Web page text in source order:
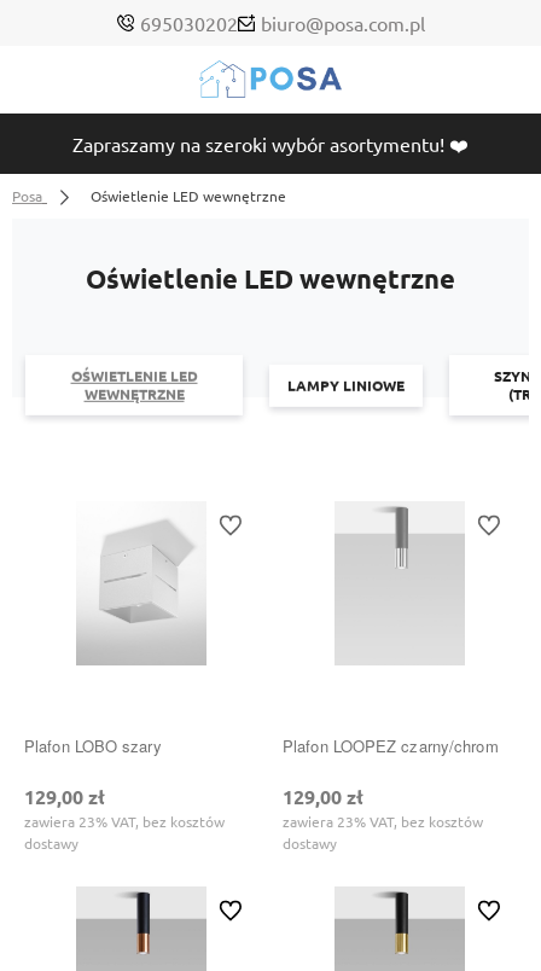
695030202 biuro@posa.com.pl
Zapraszamy na szeroki wybór asortymentu! ❤️
Posa Oświetlenie LED wewnętrzne
Oświetlenie LED wewnętrzne
OŚWIETLENIE LED
WEWNĘTRZNE
LAMPY LINIOWE
Plafon LOBO szary
129,00 zł
zawiera 23% VAT, bez kosztów
dostawy
Do ulubionych
Plafon LOOPEZ czarny/chrom
129,00 zł
zawiera 23% VAT, bez kosztów
dostawy
Do
Do ulubionych Do